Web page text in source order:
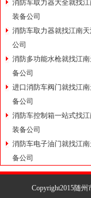
消防车取力器大全就找
装备公司
消防车取力器就找江南
公司
消防多功能水枪就找江
备公司
进口消防车阀门就找江
备公司
消防车控制箱一站式找
装备公司
消防车电子油门就找江
备公司
Copyright2015随